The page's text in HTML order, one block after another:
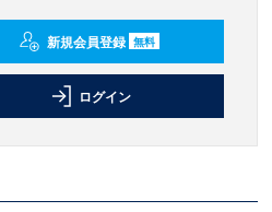
新規会員登録 無料
ログイン